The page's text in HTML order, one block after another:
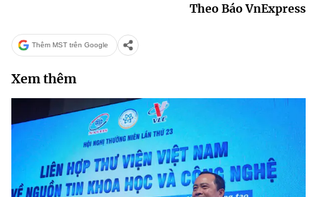
Theo Báo VnExpress
Thêm MST trên Google
Xem thêm